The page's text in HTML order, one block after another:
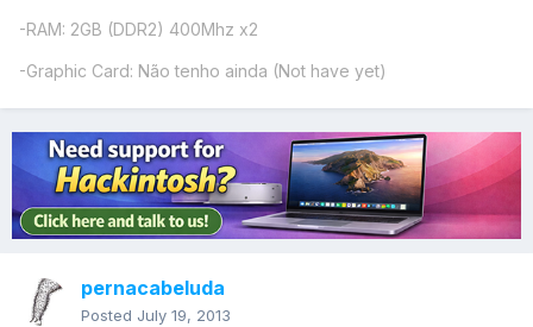
-RAM: 2GB (DDR2) 400Mhz x2
-Graphic Card: Não tenho ainda (Not have yet)
pernacabeluda
Posted July 19, 2013